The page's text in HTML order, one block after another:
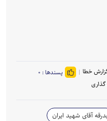
خطا پسندها : ۰
بدرقه آقای شهید ایران